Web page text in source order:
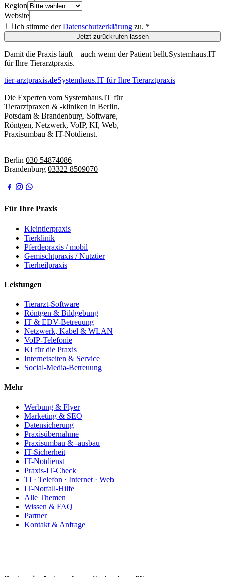
Region
Website
Ich stimme derDatenschutzerklärung zu. *
Jetzt zurückrufen lassen
Damit die Praxis läuft – auch wenn der Patient bellt.Systemhaus.IT
für Ihre Tierarztpraxis.
tier-arztpraxis.deSystemhaus.IT für Ihre Tierarztpraxis
Die Experten vom Systemhaus.IT für
Tierarztpraxen & -kliniken in Berlin,
Potsdam & Brandenburg. Software,
Röntgen, Netzwerk, VoIP, KI, Web,
Praxisumbau & IT-Notdienst.
Berlin 030 54874086
Brandenburg 03322 8509070
Für Ihre Praxis
Kleintierpraxis
Tierklinik
Pferdepraxis / mobil
Gemischtpraxis / Nutztier
Tierheilpraxis
Leistungen
Tierarzt-Software
Röntgen & Bildgebung
IT & EDV-Betreuung
Netzwerk, Kabel & WLAN
VoIP-Telefonie
KI für die Praxis
Internetseiten & Service
Social-Media-Betreuung
Mehr
Werbung & Flyer
Marketing & SEO
Datensicherung
Praxisübernahme
Praxisumbau & -ausbau
IT-Sicherheit
IT-Notdienst
Praxis-IT-Check
TI · Telefon · Internet · Web
IT-Notfall-Hilfe
Alle Themen
Wissen & FAQ
Partner
Kontakt & Anfrage